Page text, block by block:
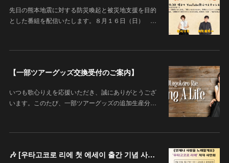
先日の熊本地震に対する防災喚起と被災地支援を目的
とした番組を配信いたします。８月１６日（日） …
【一部ツアーグッズ交換受付のご案内】
いつも歌心りえを応援いただき、誠にありがとうござ
います。このたび、一部ツアーグッズの追加生産分…
🎶 [우타고코로 리에 첫 에세이 출간 기념 사인회 안내 / 歌心りえ 初エッセイ出版記念サイン会のお知らせ]